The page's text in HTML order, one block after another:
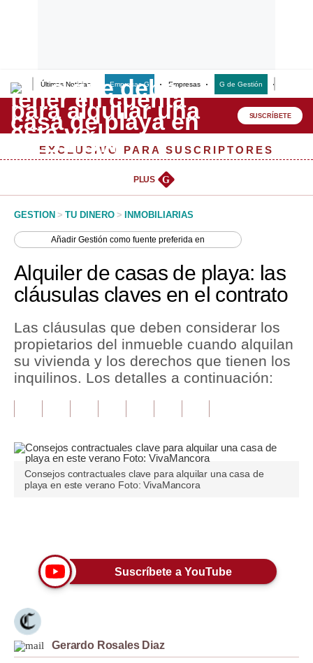
Últimas Noticias Empresas G Empresas G de Gestión
Lo último
Peru Quiosco
Management & Empleo
Perú
Tu Dinero
Finanzas Personales
Opinión
Editorial
Tendencias
Lujo
Viajes
Moda
SUSCRÍBETE
EXCLUSIVO PARA SUSCRIPTORES
PLUS G
GESTION > TU DINERO > INMOBILIARIAS
AñadirGestión como fuente preferida en
Alquiler de casas de playa: las
cláusulas claves en el contrato
Las cláusulas que deben considerar los
propietarios del inmueble cuando alquilan
su vivienda y los derechos que tienen los
inquilinos. Los detalles a continuación:
Consejos contractuales clave para alquilar una casa de
playa en este verano Foto: VivaMancora
Suscríbete a YouTube
Gerardo Rosales Diaz